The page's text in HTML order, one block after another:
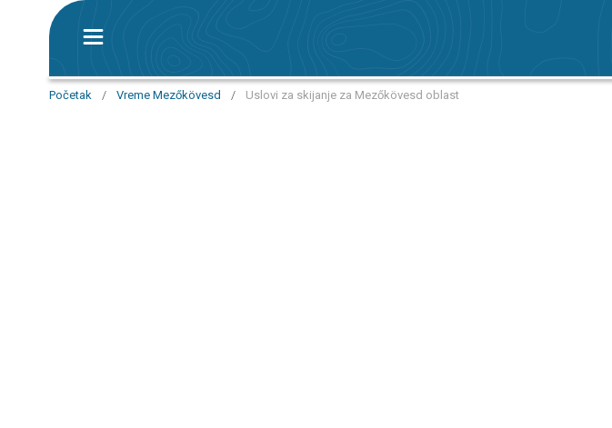
Početak / Vreme Mezőkövesd / Uslovi za skijanje za Mezőkövesd oblast